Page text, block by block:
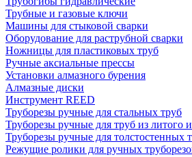
Трубные и газовые ключи
Машины для стыковой сварки
Оборудование для раструбной сварки
Ножницы для пластиковых труб
Ручные аксиальные прессы
Установки алмазного бурения
Алмазные диски
Инструмент REED
Труборезы ручные для стальных труб
Труборезы ручные для труб из литого
Труборезы ручные для толстостенных
Режущие ролики для ручных